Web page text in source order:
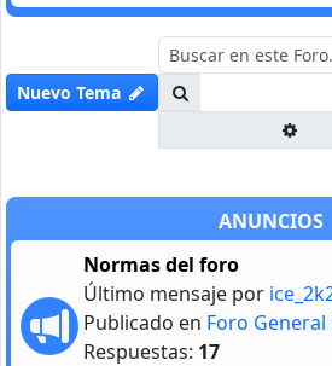
Nuevo Tema
ANUNCIOS
Normas del foro
Último mensaje por
Publicado en Foro
Respuestas: 17